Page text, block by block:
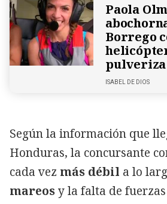
Paola
Borrego
ISABEL DE DIOS
Según la información que
Honduras, la concursante
cada vez más débil a lo
mareosy la falta de